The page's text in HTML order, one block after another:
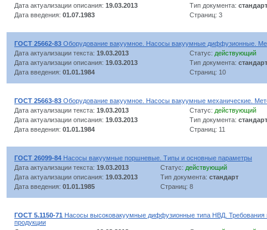
Дата актуализации описания: 19.03.2013 Тип документа: стандарт
Дата введения: 01.07.1983 Страниц: 3
ГОСТ 25662-83 Оборудование вакуумное. Насосы вакуумные диффузионные.
Дата актуализации текста: 19.03.2013 Статус: действующий
Дата актуализации описания: 19.03.2013 Тип документа: стандарт
Дата введения: 01.01.1984 Страниц: 10
ГОСТ 25663-83 Оборудование вакуумное. Насосы вакуумные механические.
Дата актуализации текста: 19.03.2013 Статус: действующий
Дата актуализации описания: 19.03.2013 Тип документа: стандарт
Дата введения: 01.01.1984 Страниц: 11
ГОСТ 26099-84 Насосы вакуумные поршневые. Типы и основные параметры
Дата актуализации текста: 19.03.2013 Статус: действующий
Дата актуализации описания: 19.03.2013 Тип документа: стандарт
Дата введения: 01.01.1985 Страниц: 8
ГОСТ 5.1150-71 Насосы высоковакуумные диффузионные типа НВД. Требования
продукции